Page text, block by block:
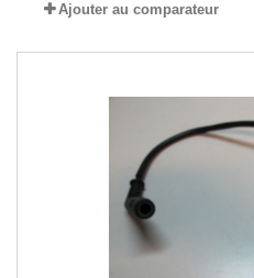
Ajouter au comparateur